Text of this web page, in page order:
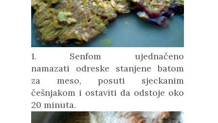
1. Senfom ujednačeno
namazati odreske stanjene batom
za meso, posuti sjeckanim
češnjakom i ostaviti da odstoje oko
20 minuta.